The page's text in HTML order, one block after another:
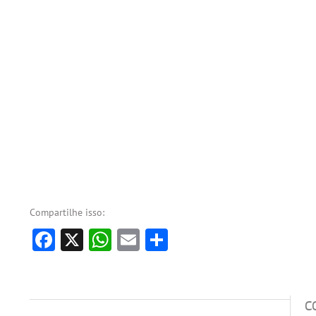
Compartilhe isso:
Facebook
X WhatsApp
Email